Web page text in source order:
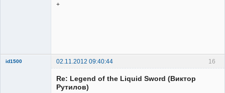
+
16
id1500
02.11.2012 09:40:44
Re: Legend of the Liquid Sword (Виктор
Рутилов)